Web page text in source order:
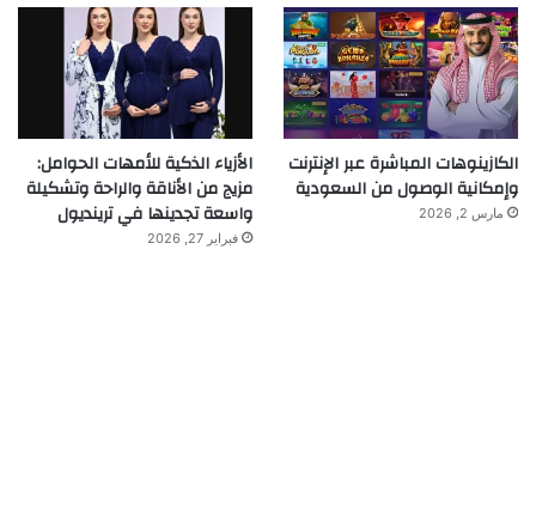
الكازينوهات المباشرة عبر الإنترنت
وإمكانية الوصول من السعودية
مارس 2, 2026
الأزياء الذكية للأمهات الحوامل:
مزيج من الأناقة والراحة وتشكيلة
واسعة تجدينها في ترينديول
فبراير 27, 2026